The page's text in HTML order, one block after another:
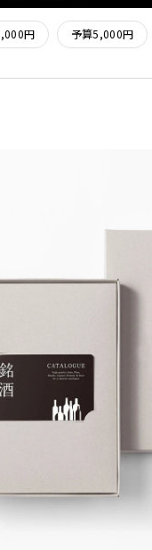
円 予算5,000円